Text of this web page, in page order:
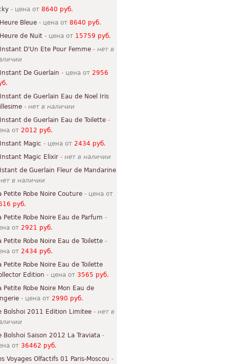
- цена от 8640 руб.
Bleue - цена от 8640 руб.
de Nuit - цена от 15759 руб.
D'Un Ete Pour Femme - нет в
De Guerlain - цена от 2956
de Guerlain Eau de Noel Iris
- нет в наличии
de Guerlain Eau de Toilette -
от 2012 руб.
Magic - цена от 2434 руб.
Magic Elixir - нет в наличии
de Guerlain Fleur de Mandarine
в наличии
Petite Robe Noire Couture - цена от
руб.
Petite Robe Noire Eau de Parfum -
от 2921 руб.
Petite Robe Noire Eau de Toilette -
от 2434 руб.
Petite Robe Noire Eau de Toilette
Edition - цена от 3565 руб.
Petite Robe Noire Mon Eau de
- цена от 2990 руб.
Bolshoi 2011 Edition Limitee - нет в
Bolshoi Saison 2012 La Traviata -
от 36462 руб.
Voyages Olfactifs 01 Paris-Moscou -